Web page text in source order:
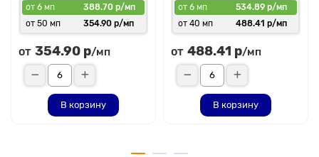
от 6 мп
388.70 р/мп
от 50 мп
354.90 р/мп
от 354.90 р/мп
В корзину
от 6 мп
534.89 р/мп
от 40 мп
488.41 р/мп
от 488.41 р/мп
В корзину